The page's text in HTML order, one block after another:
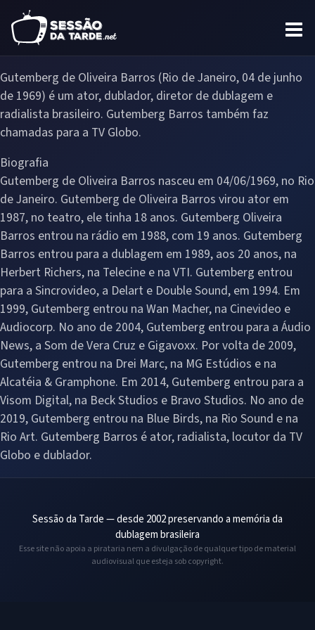
Gutemberg de Oliveira Barros (Rio de Janeiro, 04 de junho
de 1969) é um ator, dublador, diretor de dublagem e
radialista brasileiro. Gutemberg Barros também faz
chamadas para a TV Globo.
Biografia
Gutemberg de Oliveira Barros nasceu em 04/06/1969, no Rio
de Janeiro. Gutemberg de Oliveira Barros virou ator em
1987, no teatro, ele tinha 18 anos. Gutemberg Oliveira
Barros entrou na rádio em 1988, com 19 anos. Gutemberg
Barros entrou para a dublagem em 1989, aos 20 anos, na
Herbert Richers, na Telecine e na VTI. Gutemberg entrou
para a Sincrovideo, a Delart e Double Sound, em 1994. Em
1999, Gutemberg entrou na Wan Macher, na Cinevideo e
Audiocorp. No ano de 2004, Gutemberg entrou para a Áudio
News, a Som de Vera Cruz e Gigavoxx. Por volta de 2009,
Gutemberg entrou na Drei Marc, na MG Estúdios e na
Alcatéia & Gramphone. Em 2014, Gutemberg entrou para a
Visom Digital, na Beck Studios e Bravo Studios. No ano de
2019, Gutemberg entrou na Blue Birds, na Rio Sound e na
Rio Art. Gutemberg Barros é ator, radialista, locutor da TV
Globo e dublador.
Sessão da Tarde — desde 2002 preservando a memória da
dublagem brasileira
Esse site não apoia a pirataria nem a divulgação de qualquer tipo de material
audiovisual que esteja sob copyright.